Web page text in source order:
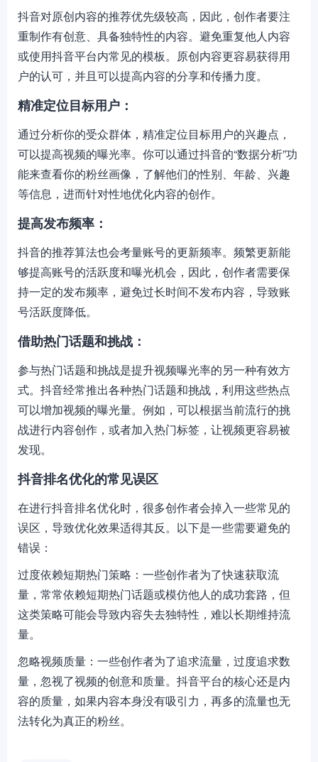
抖音对原创内容的推荐优先级较高，因此，创作者要注
重制作有创意、具备独特性的内容。避免重复他人内容
或使用抖音平台内常见的模板。原创内容更容易获得用
户的认可，并且可以提高内容的分享和传播力度。
精准定位目标用户：
通过分析你的受众群体，精准定位目标用户的兴趣点，
可以提高视频的曝光率。你可以通过抖音的“数据分析”功
能来查看你的粉丝画像，了解他们的性别、年龄、兴趣
等信息，进而针对性地优化内容的创作。
提高发布频率：
抖音的推荐算法也会考量账号的更新频率。频繁更新能
够提高账号的活跃度和曝光机会，因此，创作者需要保
持一定的发布频率，避免过长时间不发布内容，导致账
号活跃度降低。
借助热门话题和挑战：
参与热门话题和挑战是提升视频曝光率的另一种有效方
式。抖音经常推出各种热门话题和挑战，利用这些热点
可以增加视频的曝光量。例如，可以根据当前流行的挑
战进行内容创作，或者加入热门标签，让视频更容易被
发现。
抖音排名优化的常见误区
在进行抖音排名优化时，很多创作者会掉入一些常见的
误区，导致优化效果适得其反。以下是一些需要避免的
错误：
过度依赖短期热门策略：一些创作者为了快速获取流
量，常常依赖短期热门话题或模仿他人的成功套路，但
这类策略可能会导致内容失去独特性，难以长期维持流
量。
忽略视频质量：一些创作者为了追求流量，过度追求数
量，忽视了视频的创意和质量。抖音平台的核心还是内
容的质量，如果内容本身没有吸引力，再多的流量也无
法转化为真正的粉丝。